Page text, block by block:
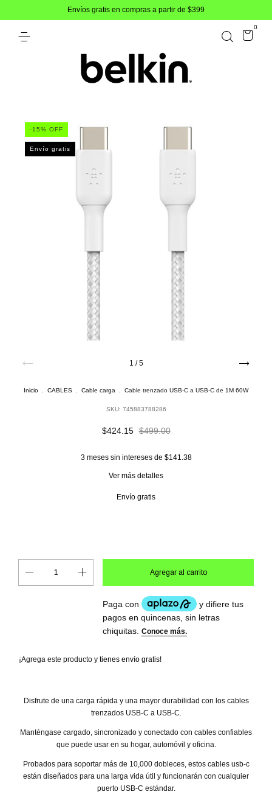
Envíos gratis en compras a partir de $399
0
-15% OFF
Envío gratis
1 /5
Inicio CABLES Cable carga Cable trenzado USB-C a USB-C de 1M 60W
SKU: 745883788286
$424.15 $499.00
3 meses sin intereses de $141.38
Ver más detalles
Envío gratis
¡Agrega este producto y tienes envío gratis!
Disfrute de una carga rápida y una mayor durabilidad con los cables
trenzados USB-C a USB-C.
Manténgase cargado, sincronizado y conectado con cables confiables
que puede usar en su hogar, automóvil y oficina.
Probados para soportar más de 10,000 dobleces, estos cables usb-c
están diseñados para una larga vida útil y funcionarán con cualquier
puerto USB-C estándar.